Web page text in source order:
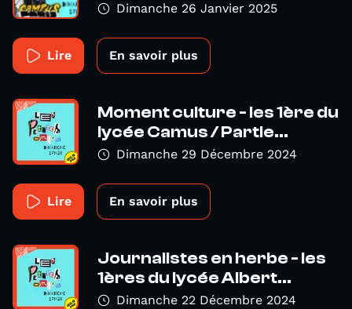
Dimanche 26 Janvier 2025
Lire En savoir plus
Moment culture - les 1ère du
lycée Camus / Partie...
Dimanche 29 Décembre 2024
Lire En savoir plus
Journalistes en herbe - les
1ères du lycée Albert...
Dimanche 22 Décembre 2024